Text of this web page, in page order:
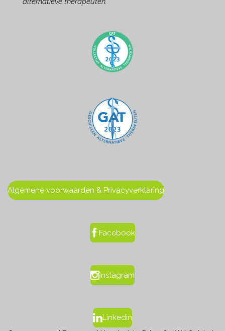
Algemene voorwaarden & Privacyverklaring
Facebook
Instagram
Linkedin